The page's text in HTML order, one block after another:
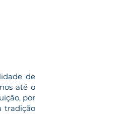
de
até o
por
tradição